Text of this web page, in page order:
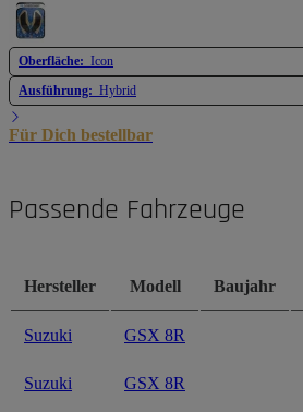
Oberfläche: Icon
Ausführung: Hybrid
Für Dich bestellbar
Passende Fahrzeuge
Hersteller Modell Baujahr
Suzuki GSX 8R
Suzuki GSX 8R